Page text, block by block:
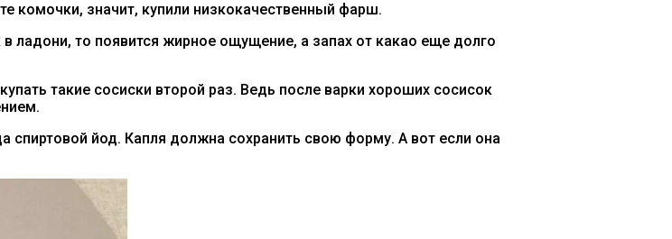
комочки, значит, купили низкокачественный фарш.
ладони, то появится жирное ощущение, а запах от какао еще долго
такие сосиски второй раз. Ведь после варки хороших сосисок
спиртовой йод. Капля должна сохранить свою форму. А вот если она